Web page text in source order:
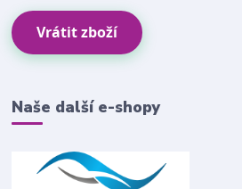
Vrátit zboží
Naše další e-shopy